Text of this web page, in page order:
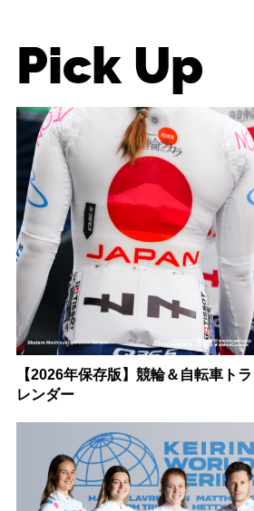
Pick Up
【2026年保存版】競輪＆自転車ト
レンダー